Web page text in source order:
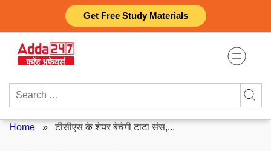
Get Free Study Materials
content
Search
Home »टीसीएस के शेयर बेचेगी टाटा संस,...